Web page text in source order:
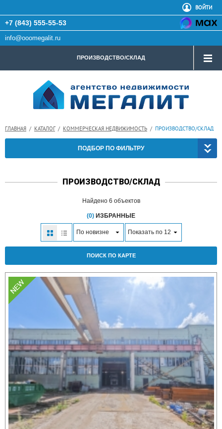
ВОЙТИ
+7 (843) 555-55-53
info@ooomegalit.ru
ПРОИЗВОДСТВО/СКЛАД
ГЛАВНАЯ / КАТАЛОГ/ КОММЕРЧЕСКАЯ НЕДВИЖИМОСТЬ / ПРОИЗВОДСТВО/СКЛАД
ПОДБОР ПО ФИЛЬТРУ
ПРОИЗВОДСТВО/СКЛАД
Найдено 6 объектов
(0) ИЗБРАННЫЕ
По новизне Показать по 12
ПОИСК ПО КАРТЕ